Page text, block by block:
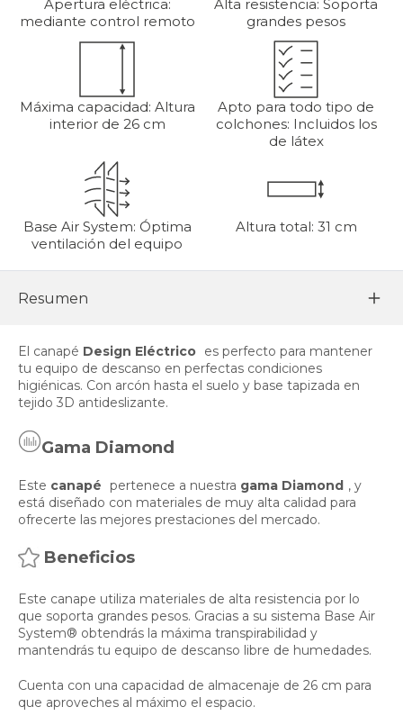
Apertura eléctrica:
mediante control remoto
Alta resistencia: Soporta
grandes pesos
Máxima capacidad: Altura
interior de 26 cm
Apto para todo tipo de
colchones: Incluidos los
de látex
Base Air System: Óptima
ventilación del equipo
Altura total: 31 cm
Resumen
El canapé Design Eléctrico es perfecto para mantener
tu equipo de descanso en perfectas condiciones
higiénicas. Con arcón hasta el suelo y base tapizada en
tejido 3D antideslizante.
Gama Diamond
Este canapé pertenece a nuestra gama Diamond , y
está diseñado con materiales de muy alta calidad para
ofrecerte las mejores prestaciones del mercado.
Beneficios
Este canape utiliza materiales de alta resistencia por lo
que soporta grandes pesos. Gracias a su sistema Base Air
System® obtendrás la máxima transpirabilidad y
mantendrás tu equipo de descanso libre de humedades.
Cuenta con una capacidad de almacenaje de 26 cm para
que aproveches al máximo el espacio.